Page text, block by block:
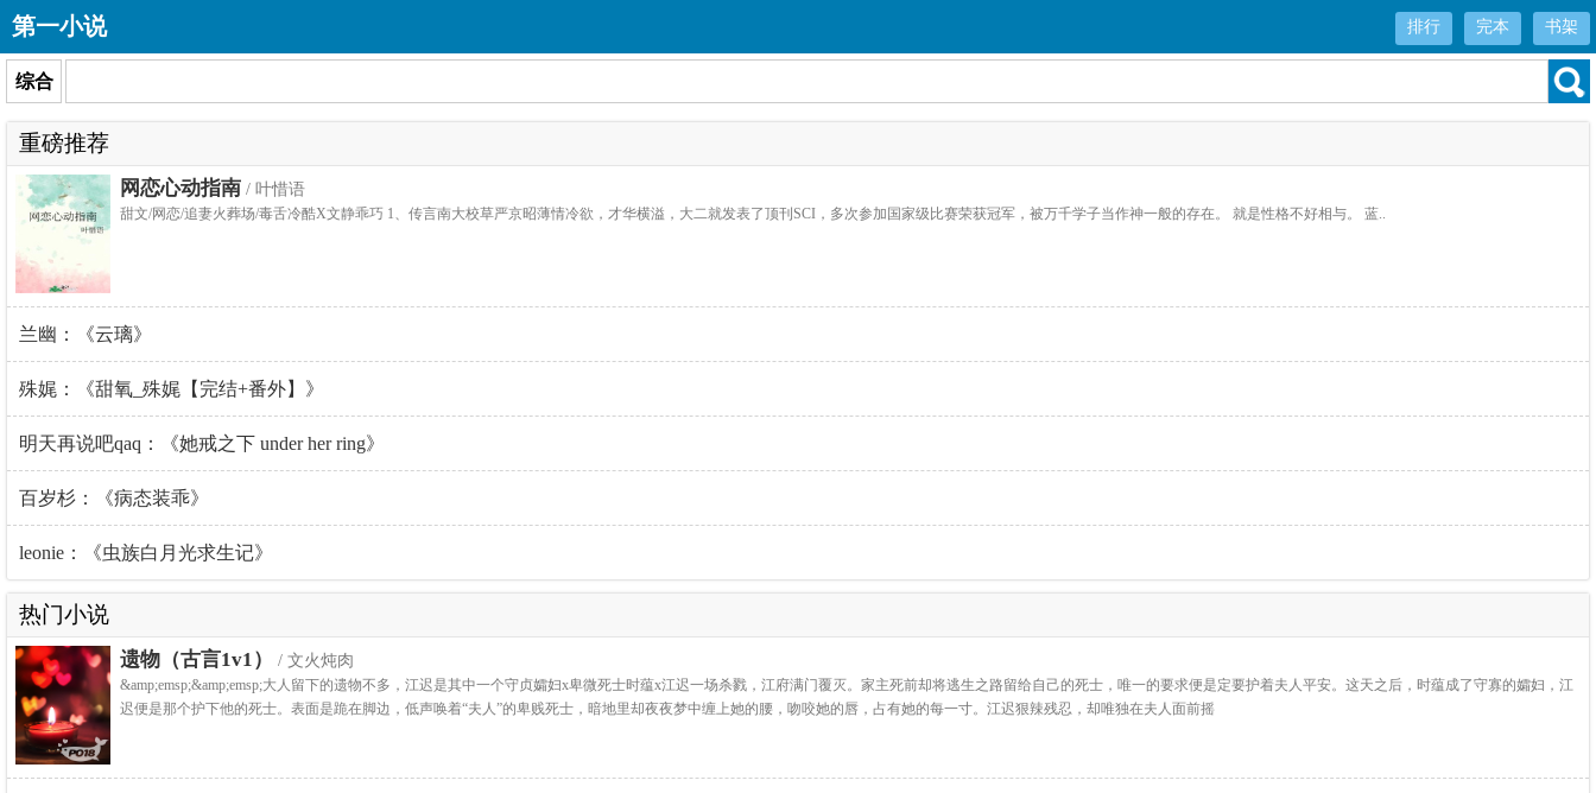
第一小说 书架
完本
排行
综合
重磅推荐
网恋心动指南 / 叶惜语
甜文/网恋/追妻火葬场/毒舌冷酷X文静乖巧 1、传言南大校草严京昭薄情冷欲，才华横溢，大二就发表了顶刊SCI，多次参加国家级比赛荣获冠军，被万千学子当作神一般的存在。 就是性格不好相与。 蓝..
兰幽：《云璃》
殊娓：《甜氧_殊娓【完结+番外】》
明天再说吧qaq：《她戒之下 under her ring》
百岁杉：《病态装乖》
leonie：《虫族白月光求生记》
热门小说
遗物（古言1v1） / 文火炖肉
&amp;emsp;&amp;emsp;大人留下的遗物不多，江迟是其中一个守贞孀妇x卑微死士时蕴x江迟一场杀戮，江府满门覆灭。家主死前却将逃生之路留给自己的死士，唯一的要求便是定要护着夫人平安。这天之后，时蕴成了守寡的孀妇，江
迟便是那个护下他的死士。表面是跪在脚边，低声唤着“夫人”的卑贱死士，暗地里却夜夜梦中缠上她的腰，吻咬她的唇，占有她的每一寸。江迟狠辣残忍，却唯独在夫人面前摇